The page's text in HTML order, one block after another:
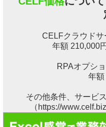
CELFクラウドサ
年額 210,000
RPAオプシ
年額
その他条件、サービ
（https://